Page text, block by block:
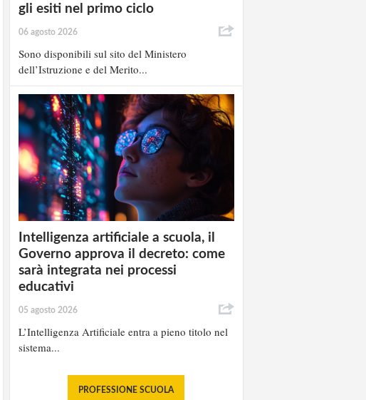
gli esiti nel primo ciclo
06 agosto 2026
Sono disponibili sul sito del Ministero
dell’Istruzione e del Merito...
Intelligenza artificiale a scuola, il
Governo approva il decreto: come
sarà integrata nei processi
educativi
05 agosto 2026
L’Intelligenza Artificiale entra a pieno titolo nel
sistema...
PROFESSIONE SCUOLA